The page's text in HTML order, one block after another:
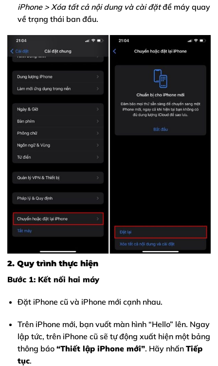
iPhone > Xóa tất cả nội dung và cài đặtđể máy quay
về trạng thái ban đầu.
2. Quy trình thực hiện
Bước 1: Kết nối hai máy
Đặt iPhone cũ và iPhone mới cạnh nhau.
Trên iPhone mới, bạn vuốt màn hình “Hello” lên. Ngay
lập tức, trên iPhone cũ sẽ tự động xuất hiện một bảng
thông báo “Thiết lập iPhone mới”. Hãy nhấn Tiếp
tục.